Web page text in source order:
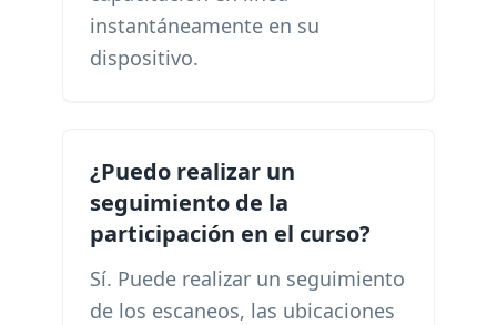
instantáneamente en su
dispositivo.
¿Puedo realizar un
seguimiento de la
participación en el curso?
Sí. Puede realizar un seguimiento
de los escaneos, las ubicaciones